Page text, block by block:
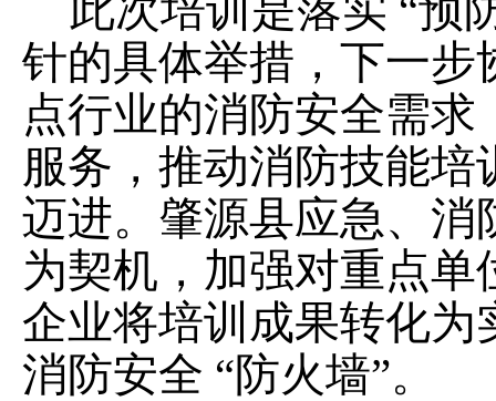
针的具体举措，下一步
点行业的消防安全需
服务，推动消防技能
迈进。肇源县应急、 消
为契机，加强对重点
企业将培训成果转化
消防安全 “防火墙”。